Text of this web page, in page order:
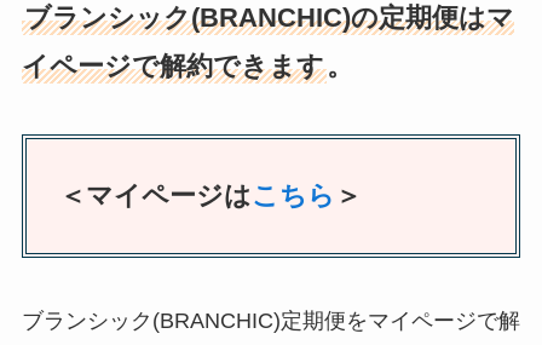
ブランシック(BRANCHIC)の定期便はマ
イページで解約できます。
＜マイページはこちら ＞
ブランシック(BRANCHIC)定期便をマイページで解